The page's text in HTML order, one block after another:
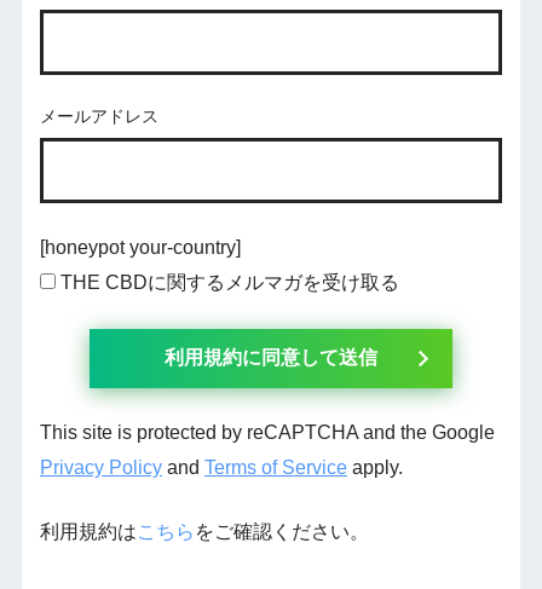
メールアドレス
[honeypot your-country]
THE CBDに関するメルマガを受け取る
This site is protected by reCAPTCHA and the Google
Privacy Policyand Terms of Serviceapply.
利用規約はこちら をご確認ください。